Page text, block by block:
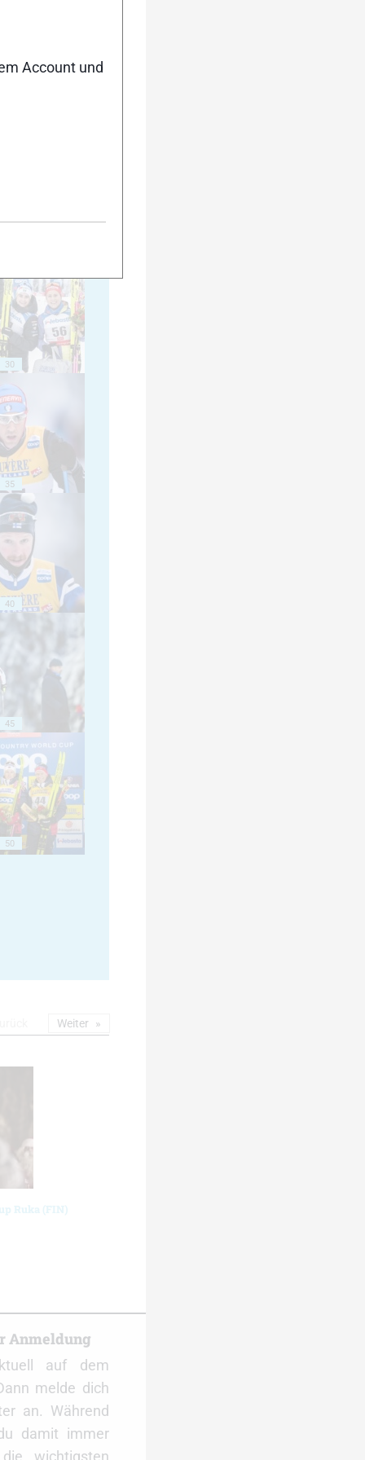
30
35
40
45
50
Ruka (FIN)
Weiter
Anmeldung
auf dem
melde dich
an. Während
damit immer
wichtigsten
Account und